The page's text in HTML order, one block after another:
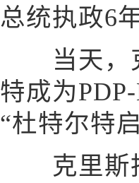
总统执政6
当天，克
特成为
“杜特尔特
克里斯托